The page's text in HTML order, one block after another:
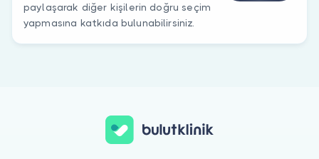
paylaşarak diğer kişilerin doğru seçim
yapmasına katkıda bulunabilirsiniz.